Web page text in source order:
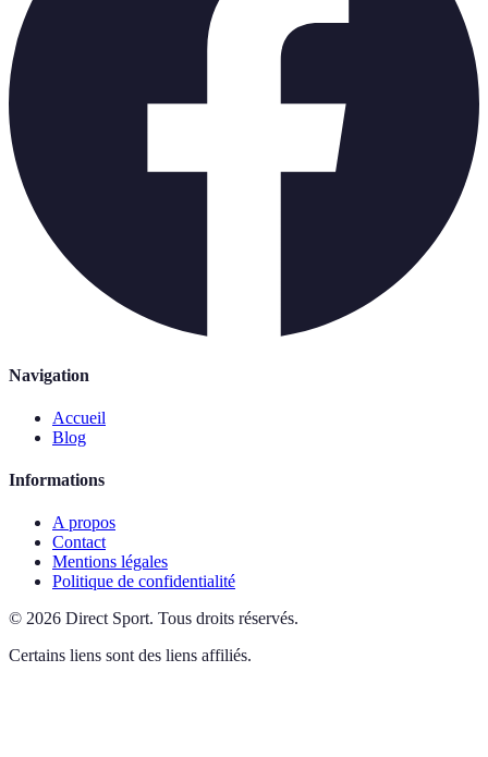
Navigation
Accueil
Blog
Informations
A propos
Contact
Mentions légales
Politique de confidentialité
© 2026 Direct Sport. Tous droits réservés.
Certains liens sont des liens affiliés.